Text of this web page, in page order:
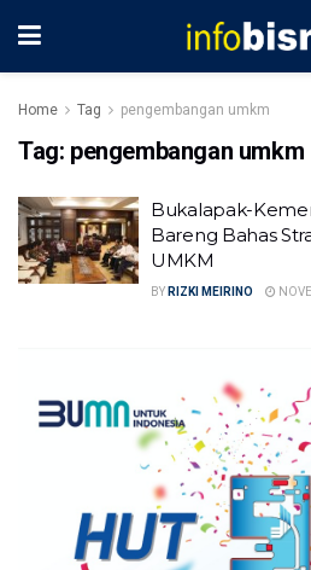
Home Tag pengembangan umkm
Tag: pengembangan umkm
Bukalapak-
Bareng Bahas
UMKM
BY RIZKI MEIRINO